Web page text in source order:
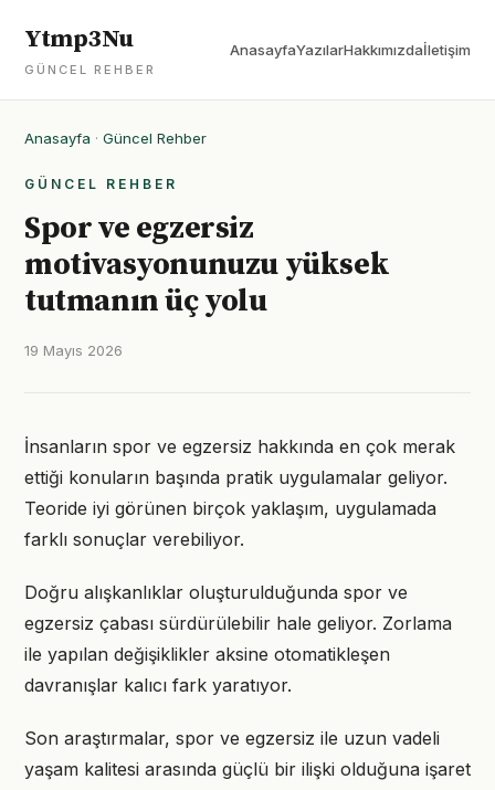
Ytmp3Nu
GÜNCEL REHBER
AnasayfaYazılarHakkımızdaİletişim
Anasayfa · Güncel Rehber
GÜNCEL REHBER
Spor ve egzersiz
motivasyonunuzu yüksek
tutmanın üç yolu
19 Mayıs 2026
İnsanların spor ve egzersiz hakkında en çok merak
ettiği konuların başında pratik uygulamalar geliyor.
Teoride iyi görünen birçok yaklaşım, uygulamada
farklı sonuçlar verebiliyor.
Doğru alışkanlıklar oluşturulduğunda spor ve
egzersiz çabası sürdürülebilir hale geliyor. Zorlama
ile yapılan değişiklikler aksine otomatikleşen
davranışlar kalıcı fark yaratıyor.
Son araştırmalar, spor ve egzersiz ile uzun vadeli
yaşam kalitesi arasında güçlü bir ilişki olduğuna işaret